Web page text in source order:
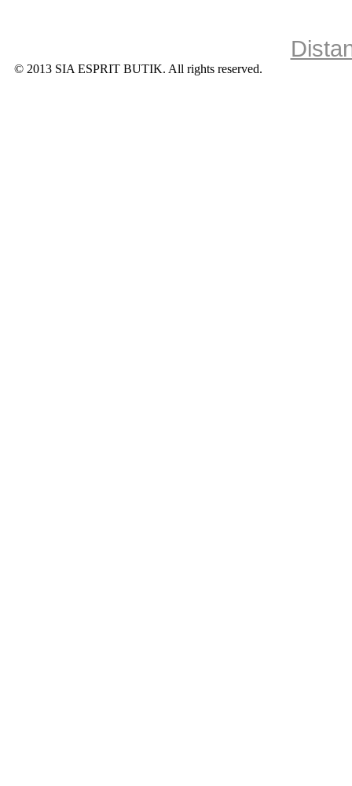
© 2013 SIA ESPRIT BUTIK. All rights reserved.